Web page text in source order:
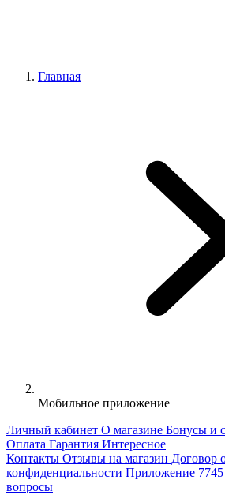
Главная
Мобильное приложение
Личный кабинет О магазине Бонусы и
Оплата Гарантия Интересное
Контакты Отзывы на магазин Договор
конфиденциальности Приложение 7745
вопросы